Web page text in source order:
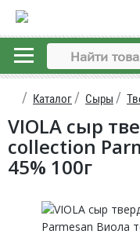
Каталог Сыры
VIOLA сыр
collection
45% 100г